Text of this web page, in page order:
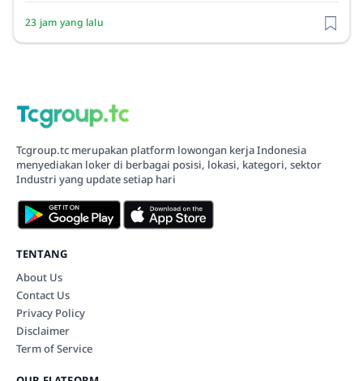
23 jam yang lalu
Tcgroup.tc merupakan platform lowongan kerja Indonesia
menyediakan loker di berbagai posisi, lokasi, kategori, sektor
Industri yang update setiap hari
TENTANG
About Us
Contact Us
Privacy Policy
Disclaimer
Term of Service